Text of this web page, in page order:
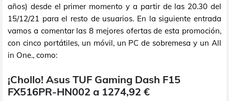
años) desde el primer momento y a partir de las 20.30 del
15/12/21 para el resto de usuarios. En la siguiente entrada
vamos a comentar las 8 mejores ofertas de esta promoción,
con cinco portátiles, un móvil, un PC de sobremesa y un All
in One., como:
¡Chollo! Asus TUF Gaming Dash F15
FX516PR-HN002 a 1274,92 €